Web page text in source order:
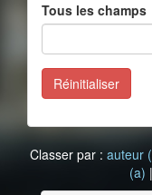
Tous les champs
Réinitialiser
Classer par : auteur
(a) |